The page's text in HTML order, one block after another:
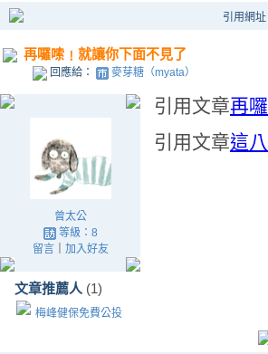
引用網
再囉嗦﹗就讓你下面不見了
回應給： 麥芽糖（myata）
曾太公
等級：8
留言｜ 加入好友
文章推薦人 (1)
梅峰健保免費公投
引用文章再
引用文章這